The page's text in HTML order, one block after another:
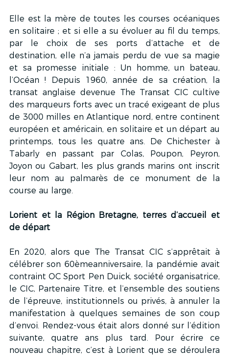
Elle est la mère de toutes les courses océaniques
en solitaire ; et si elle a su évoluer au fil du temps,
par le choix de ses ports d’attache et de
destination, elle n’a jamais perdu de vue sa magie
et sa promesse initiale : Un homme, un bateau,
l’Océan ! Depuis 1960, année de sa création, la
transat anglaise devenue The Transat CIC cultive
des marqueurs forts avec un tracé exigeant de plus
de 3000 milles en Atlantique nord, entre continent
européen et américain, en solitaire et un départ au
printemps, tous les quatre ans. De Chichester à
Tabarly en passant par Colas, Poupon, Peyron,
Joyon ou Gabart, les plus grands marins ont inscrit
leur nom au palmarès de ce monument de la
course au large.
Lorient et la Région Bretagne, terres d’accueil et
de départ
En 2020, alors que The Transat CIC s’apprêtait à
célébrer son 60èmeanniversaire, la pandémie avait
contraint OC Sport Pen Duick, société organisatrice,
le CIC, Partenaire Titre, et l’ensemble des soutiens
de l’épreuve, institutionnels ou privés, à annuler la
manifestation à quelques semaines de son coup
d’envoi. Rendez-vous était alors donné sur l’édition
suivante, quatre ans plus tard. Pour écrire ce
nouveau chapitre, c’est à Lorient que se déroulera